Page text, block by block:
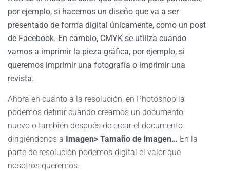
por ejemplo, si hacemos un diseño que va a ser
presentado de forma digital únicamente, como un post
de Facebook. En cambio, CMYK se utiliza cuando
vamos a imprimir la pieza gráfica, por ejemplo, si
queremos imprimir una fotografía o imprimir una
revista.
Ahora en cuanto a la resolución, en Photoshop la
podemos definir cuando creamos un documento
nuevo o también después de crear el documento
dirigiéndonos a Imagen> Tamaño de imagen… En la
parte de resolución podemos digital el valor que
nosotros queremos.